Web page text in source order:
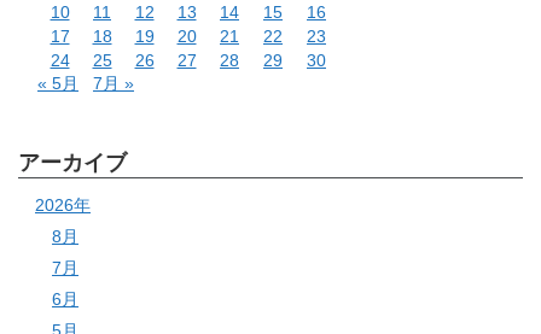
10
11 12 13 14 15
16
17
18 19 20 21 22
23
24
25 26 27 28 29
30
« 5月
7月 »
アーカイブ
2026年
8月
7月
6月
5月